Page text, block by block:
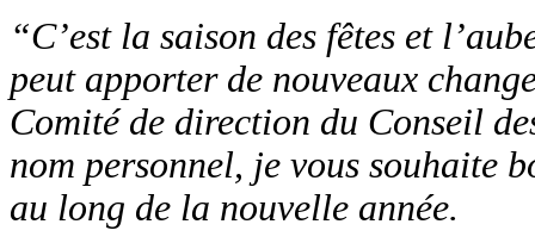
“C’est la saison des fêtes et
peut apporter de nouveaux
Comité de direction du Conseil
nom personnel, je vous souhaite
au long de la nouvelle année.